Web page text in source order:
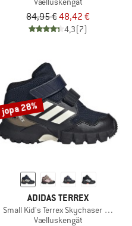
84,95 €48,42 €
4,3(7)
jopa 28%
ADIDAS TERREX
Small Kid's Terrex Skychaser Mid
Vaelluskengät